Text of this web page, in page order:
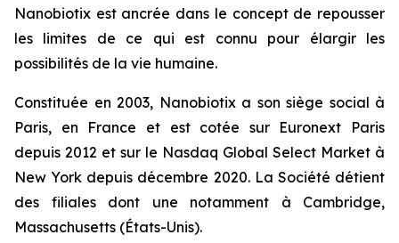
Nanobiotix est ancrée dans le concept de repousser
les limites de ce qui est connu pour élargir les
possibilités de la vie humaine.
Constituée en 2003, Nanobiotix a son siège social à
Paris, en France et est cotée sur Euronext Paris
depuis 2012 et sur le Nasdaq Global Select Market à
New York depuis décembre 2020. La Société détient
des filiales dont une notamment à Cambridge,
Massachusetts (États-Unis).